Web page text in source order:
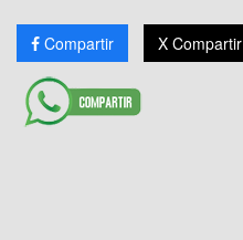
Compartir X Compartir